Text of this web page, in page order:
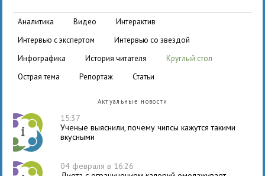
аналитика видео
интерактив
интервью с экспертом
интервью со звездой
инфографика
история читателя
круглый стол
острая тема
репортаж статьи
Актуальные новости
15:37
Ученые выяснили, почему чипсы кажутся такими
вкусными
04 февраля в 16:26